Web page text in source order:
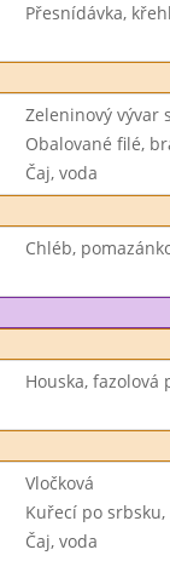
Přesnídávka,
Zeleninový vývar
Obalované filé,
Čaj, voda
Chléb,
Houska, fazolová
Vločková
Kuřecí po
Čaj, voda